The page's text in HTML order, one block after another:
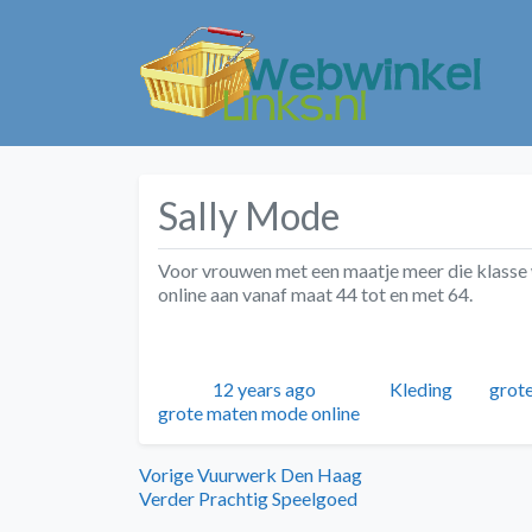
Sally Mode
Voor vrouwen met een maatje meer die
online aan vanaf maat 44 tot en met 64.
Geplaatst
12 years ago AuteurCategorieën
Kleding Tags
grote maten mode online
Bericht
VorigeVorig
bericht:
Vuurwerk Den Haag
Verder Volgend
Prachtig Speelgoed